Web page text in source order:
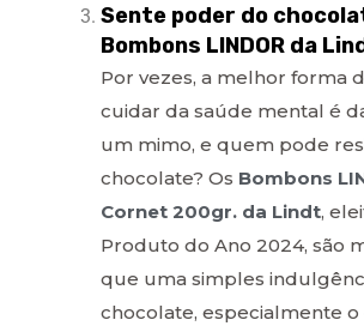
Sente poder do
Bombons LINDOR da
Por vezes, a melhor forma
cuidar da saúde mental é
um mimo, e quem pode
chocolate? Os Bombons
Cornet 200gr. da Lindt,
Produto do Ano 2024, são
que uma simples
chocolate, especialmente o